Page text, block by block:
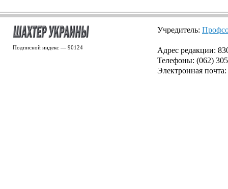
Подписной индекс — 90124
Учредитель:
Адрес редакции:
Телефоны: (062)
Электронная почта: